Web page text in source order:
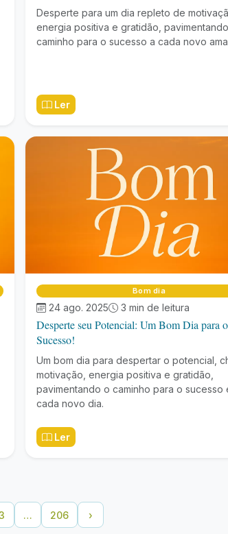
Desperte para um dia repleto de
energia positiva e gratidão,
caminho para o sucesso a cada novo
Ler
Bom dia
24 ago. 2025 3 min de leitura
Desperte seu Potencial: Um Bom Dia para o
Sucesso!
Um bom dia para despertar o potencial,
motivação, energia positiva e gratidão,
pavimentando o caminho para o sucesso
cada novo dia.
Ler
… 206 ›